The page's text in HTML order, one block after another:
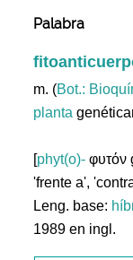
Palabra
m. (Bot.:
planta
[phyt(o)- φυτόν
'frente a',
Leng. base:
1989 en ingl.